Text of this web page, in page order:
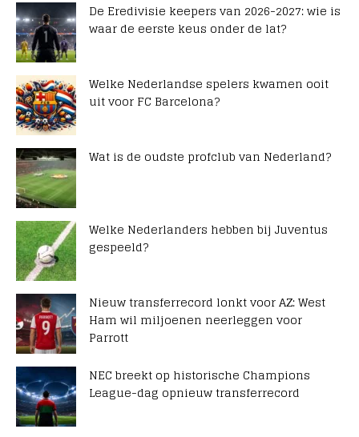
De Eredivisie keepers van 2026-2027: wie is
waar de eerste keus onder de lat?
Welke Nederlandse spelers kwamen ooit
uit voor FC Barcelona?
Wat is de oudste profclub van Nederland?
Welke Nederlanders hebben bij Juventus
gespeeld?
Nieuw transferrecord lonkt voor AZ: West
Ham wil miljoenen neerleggen voor
Parrott
NEC breekt op historische Champions
League-dag opnieuw transferrecord